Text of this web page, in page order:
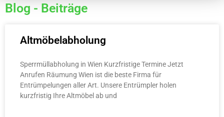
Blog - Beiträge
Altmöbelabholung
Sperrmüllabholung in Wien Kurzfristige Termine Jetzt
Anrufen Räumung Wien ist die beste Firma für
Entrümpelungen aller Art. Unsere Entrümpler holen
kurzfristig Ihre Altmöbel ab und